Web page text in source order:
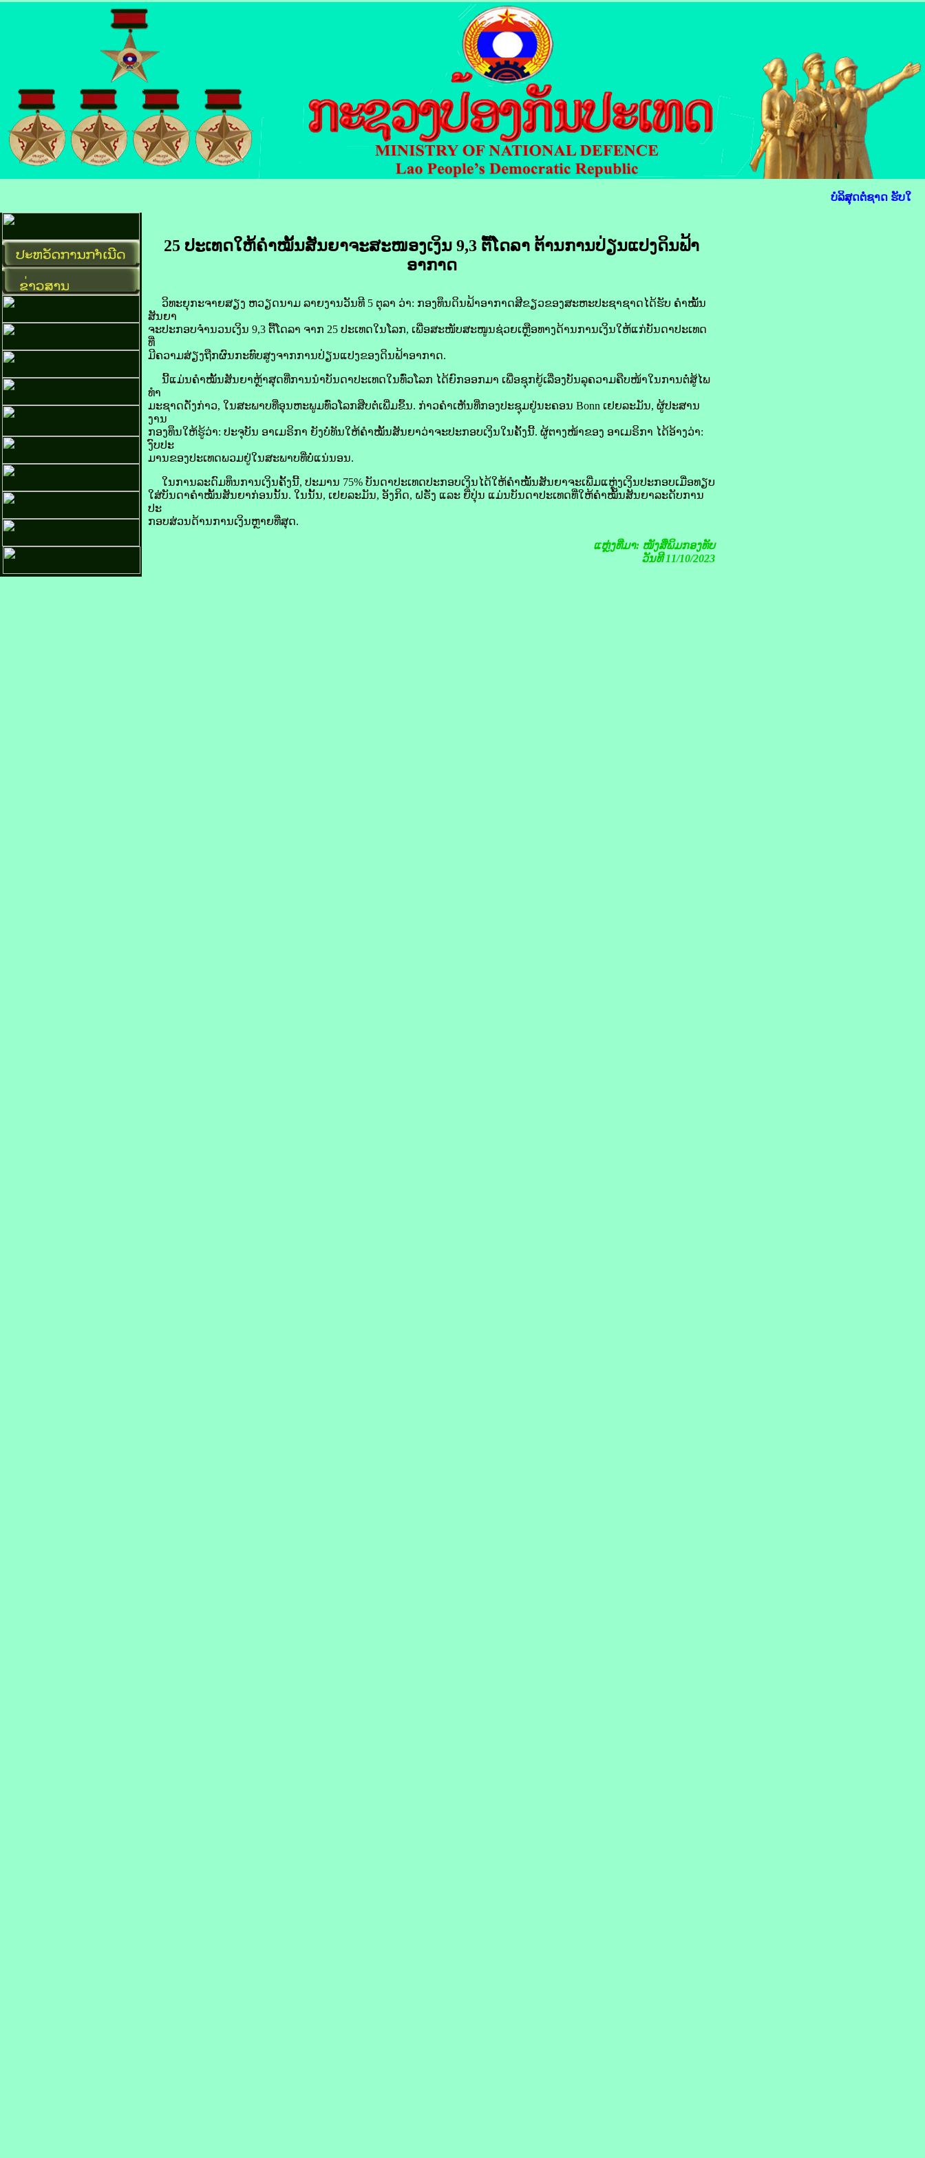
ບໍລິສຸດຕໍ່ຊາດ ຮັບໃຊ້ປ
25 ປະເທດ​ໃຫ້​ຄຳ​ໝັ້ນ​ສັນຍາ​ຈະ​ສະໜອງ​ເງິນ 9,3 ຕື້​ໂດ​ລາ ຕ້ານ​ການ​ປ່ຽນແປງ​ດິນ​ຟ້າ​
ອາກາດ
ວິທະຍຸ​ກະ​ຈາຍ​ສຽງ ​ຫວຽດນາມ ລາຍ​ງານ​ວັນ​ທີ 5 ຕຸລາ ​ວ່າ: ກອງ​ທຶນ​ດິນ​ຟ້າ​ອາກາດ​ສີຂຽວ​ຂອງ​ສະຫະ​ປະຊາ​ຊາດ​ໄດ້​ຮັບ ​ຄຳ​ໝັ້ນ​
ສັນຍາ
ຈະ​ປະກອບ​ຈຳນວນ​ເງິນ 9,3 ຕື້​ໂດ​ລາ ຈາກ 25 ປະເທດ​ໃນ​ໂລກ, ເພື່ອ​ສະໜັບສະໜູນ​ຊ່ວຍເຫຼືອ​ທາງ​ດ້ານ​ການ​ເງິນ​ໃຫ້​ແກ່​ບັນດາ​ປະເທດ ​
ທີ່​
ມີ​ຄວາມ​ສ່ຽງ​ຖືກ​ຜົນ​ກະທົບ​ສູງ​ຈາກ​ການ​ປ່ຽນແປງ​ຂອງ​ດິນ​ຟ້າ​ອາກາດ.
ນີ້​ແມ່ນ​ຄຳ​ໝັ້ນ​ສັນຍາ​ຫຼ້າ​ສຸດ​ທີ່​ການ​ນຳ​ບັນດາ​ປະເທດ​ໃນ​ທົ່ວ​ໂລກ ​ໄດ້​ຍົກ​ອອກ​ມາ ເພື່ອ​ຊຸກຍູ້​ເລື່ອງ​ບັນລຸ​ຄວາມ​ຄືບ​ໜ້າ​ໃນ​ການ​ຕໍ່ສູ້​ໄພ​
ທຳ​
ມະ​ຊາດ​ດັ່ງກ່າວ, ໃນ​ສະພາບ​ທີ່​ອຸນຫະພູມ​ທົ່ວ​ໂລກ​ສືບຕໍ່​ເພີ່ມ​ຂຶ້ນ. ກ່າວ​ຄຳ​ເຫັນ​ທີ່​ກອງ​ປະຊຸມ​ຢູ່​ນະຄອນ Bonn ເຢຍ​ລະ​ມັນ, ຜູ້​ປະສານ​
ງານ
​ກອງ​ທຶນ​ໃຫ້​ຮູ້​ວ່າ: ປະຈຸ​ບັນ ອາ​ເມ​ຣິ​ກາ ຍັງ​ບໍ່​ທັນ​ໃຫ້​ຄຳ​ໝັ້ນ​ສັນຍາ​ວ່າ​ຈະ​ປະກອບ​ເງິນ​ໃນ​ຄັ້ງ​ນີ້. ຜູ້ຕາງໜ້າ​ຂອງ​ ອາ​ເມ​ຣິ​ກາ ໄດ້​ອ້າງ​ວ່າ:
ງົບປະ
ມານ​ຂອງ​ປະເທດ​ພວມ​ຢູ່ໃນ​ສະພາບ​ທີ່​ບໍ່​ແນ່ນອນ.
ໃນ​ການ​ລະດົມ​ທຶນ​ການ​ເງິນ​ຄັ້ງ​ນີ້, ປະມານ 75% ບັນດາ​ປະເທດ​ປະກອບ​ເງິນໄດ້​ໃຫ້​ຄຳ​ໝັ້ນ​ສັນຍາ​ຈະ​ເພີ່ມ​ແຫຼ່ງ​ເງິນ​ປະກອບ​ເມື່ອ​ທຽບ
ໃສ່​ບັນດາ​ຄຳ​ໝັ້ນ​ສັນຍາ​ກ່ອນ​ນັ້ນ. ໃນ​ນັ້ນ, ເຢຍ​ລະ​ມັນ, ອັງກິດ, ຝຣັ່ງ ແລະ ຍີ່ປຸ່ນ ແມ່ນ​ບັນດາ​ປະເທດ​ທີ່​ໃຫ້​ຄຳ​ໝັ້ນ​ສັນຍາ​ລະດັບ​ການ​
ປະ
ກອບສ່ວນ​ດ້ານ​ການ​ເງິນ​ຫຼາຍ​ທີ່​ສຸດ.
ແຫຼ່ງທີ່ມາ: ໜັງສືພິມກອງທັບ
ວັນທີ 11/10/2023